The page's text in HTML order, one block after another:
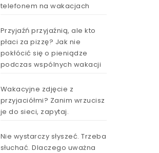
telefonem na wakacjach
Przyjaźń przyjaźnią, ale kto
płaci za pizzę? Jak nie
pokłócić się o pieniądze
podczas wspólnych wakacji
Wakacyjne zdjęcie z
przyjaciółmi? Zanim wrzucisz
je do sieci, zapytaj.
Nie wystarczy słyszeć. Trzeba
słuchać. Dlaczego uważna